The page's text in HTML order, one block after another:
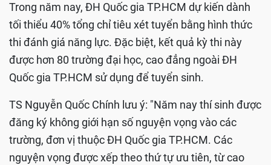
Trong năm nay, ĐH Quốc gia TP.HCM dự kiến dành
tối thiểu 40% tổng chỉ tiêu xét tuyển bằng hình thức
thi đánh giá năng lực. Đặc biệt, kết quả kỳ thi này
được hơn 80 trường đại học, cao đẳng ngoài ĐH
Quốc gia TP.HCM sử dụng để tuyển sinh.
TS Nguyễn Quốc Chính lưu ý: "Năm nay thí sinh được
đăng ký không giới hạn số nguyện vọng vào các
trường, đơn vị thuộc ĐH Quốc gia TP.HCM. Các
nguyện vọng được xếp theo thứ tự ưu tiên, từ cao